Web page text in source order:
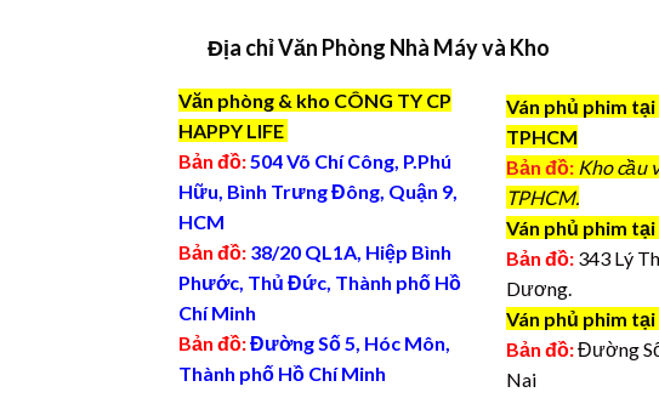
Địa chỉ Văn Phòng Nhà Máy và Kho
Văn phòng & kho CÔNG TY CP
HAPPY LIFE
Bản đồ:504 Võ Chí Công, P.Phú
Hữu, Bình Trưng Đông, Quận 9,
HCM
Bản đồ: 38/20 QL1A, Hiệp Bình
Phước, Thủ Đức, Thành phố Hồ
Chí Minh
Bản đồ:Đường Số 5, Hóc Môn,
Thành phố Hồ Chí Minh
Ván phủ phim
TPHCM
Bản đồ: Kho cầu
TPHCM.
Ván phủ phim
Bản đồ: 343 Lý
Dương.
Ván phủ phim
Bản đồ:Đường
Nai